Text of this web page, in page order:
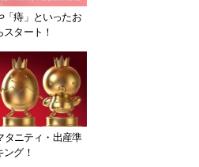
「痔」といったお
タート！
タニティ・出産準
グ！